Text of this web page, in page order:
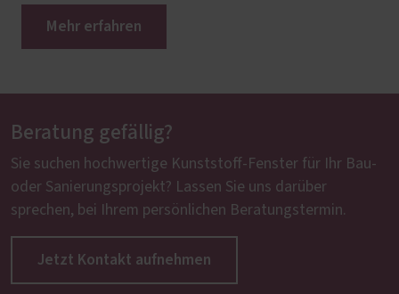
Mehr erfahren
Beratung gefällig?
Sie suchen hochwertige Kunststoff-Fenster für Ihr Bau-
oder Sanierungsprojekt? Lassen Sie uns darüber
sprechen, bei Ihrem persönlichen Beratungstermin.
Jetzt Kontakt aufnehmen